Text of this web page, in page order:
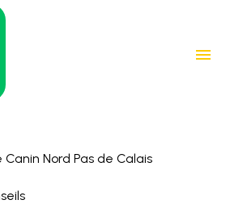
menu
Canin Nord Pas de Calais
cookies